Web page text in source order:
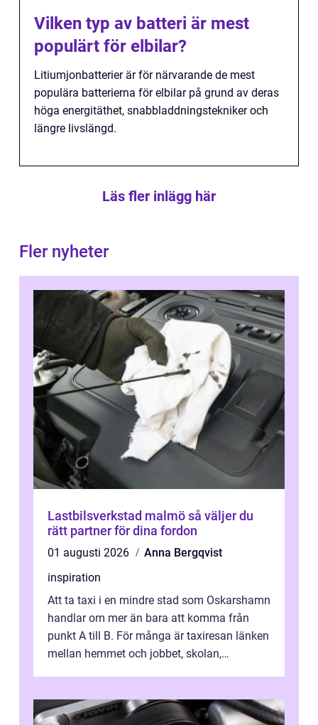
Vilken typ av batteri är mest
populärt för elbilar?
Litiumjonbatterier är för närvarande de mest
populära batterierna för elbilar på grund av deras
höga energitäthet, snabbladdningstekniker och
längre livslängd.
Läs fler inlägg här
Fler nyheter
Lastbilsverkstad malmö så väljer du
rätt partner för dina fordon
01 augusti 2026
Anna Bergqvist
inspiration
Att ta taxi i en mindre stad som Oskarshamn
handlar om mer än bara att komma från
punkt A till B. För många är taxiresan länken
mellan hemmet och jobbet, skolan,